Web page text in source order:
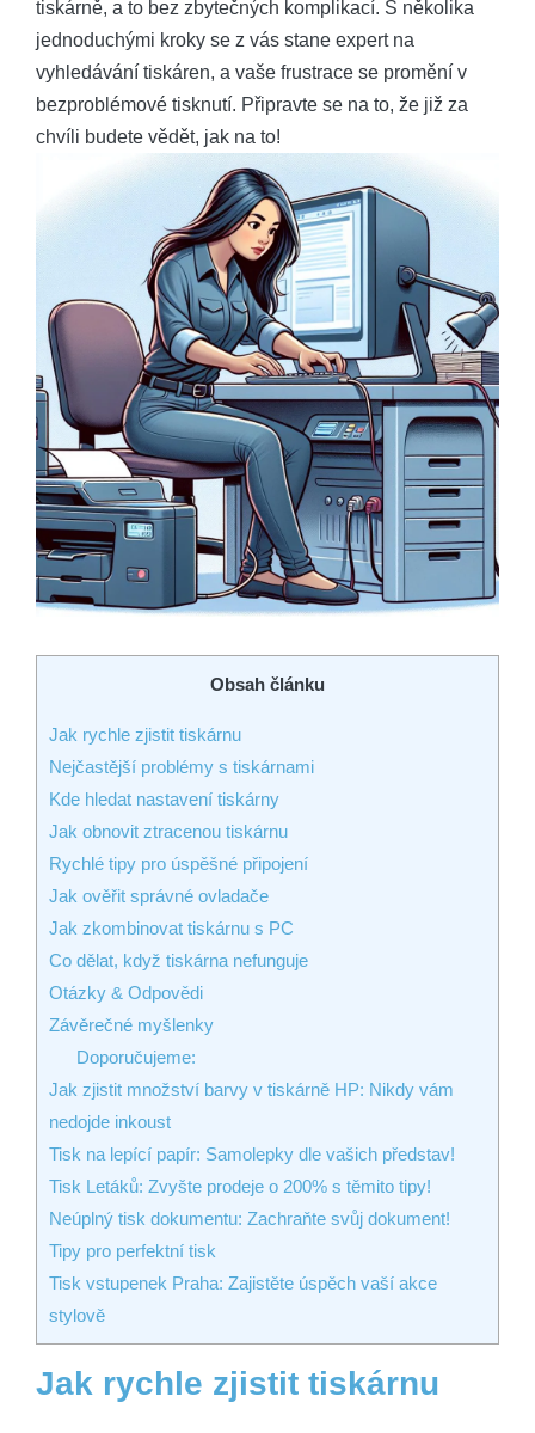
tiskárně, a to bez zbytečných komplikací. S několika
jednoduchými kroky se z vás stane expert na
vyhledávání tiskáren, a vaše frustrace se promění v
bezproblémové tisknutí. Připravte se na to, že již za
chvíli budete vědět, jak na to!
Obsah článku
Jak rychle zjistit tiskárnu
Nejčastější problémy s tiskárnami
Kde hledat nastavení tiskárny
Jak obnovit ztracenou tiskárnu
Rychlé tipy pro úspěšné připojení
Jak ověřit správné ovladače
Jak zkombinovat tiskárnu s PC
Co dělat, když tiskárna nefunguje
Otázky & Odpovědi
Závěrečné myšlenky
Doporučujeme:
Jak zjistit množství barvy v tiskárně HP: Nikdy vám
nedojde inkoust
Tisk na lepící papír: Samolepky dle vašich představ!
Tisk Letáků: Zvyšte prodeje o 200% s těmito tipy!
Neúplný tisk dokumentu: Zachraňte svůj dokument!
Tipy pro perfektní tisk
Tisk vstupenek Praha: Zajistěte úspěch vaší akce
stylově
Jak rychle zjistit tiskárnu